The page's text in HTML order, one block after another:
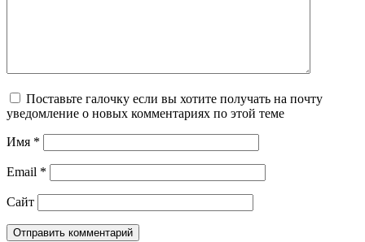
Поставьте галочку если вы хотите получать на почту
уведомление о новых комментариях по этой теме
Имя *
Email *
Сайт